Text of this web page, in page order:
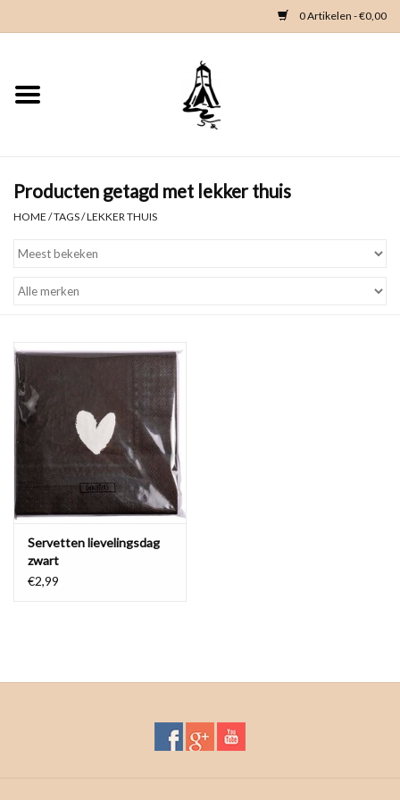
0 Artikelen - €0,00
Home
Kleding
Waterkaart
Contact
Waterproof tassen
Nieuws
Producten getagd met lekker thuis
HOME /TAGS/LEKKER THUIS
Servetten lievelingsdag
zwart
€2,99